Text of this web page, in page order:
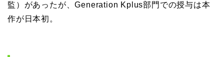
監）があったが、Generation Kplus部門での授与は本
作が日本初。